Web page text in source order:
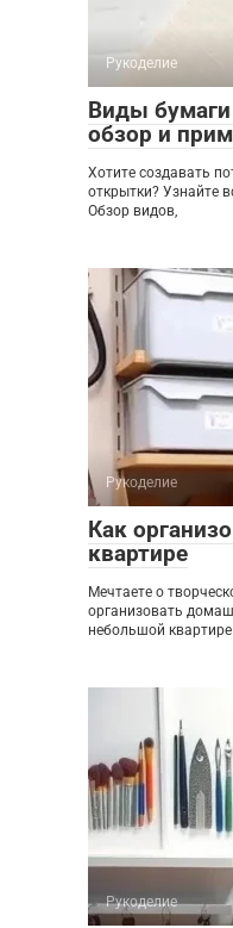
Рукоделие
Виды бумаги
обзор и
Хотите создавать
открытки? Узнайте
Обзор видов,
Рукоделие
Как
квартире
Мечтаете о
организовать
небольшой
Рукоделие